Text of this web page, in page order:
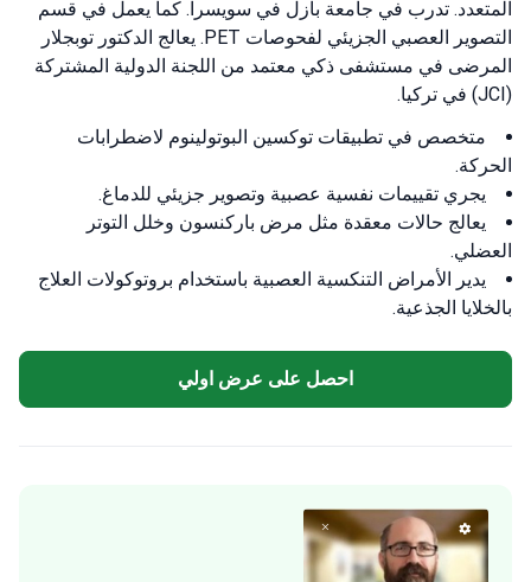
المتعدد. تدرب في جامعة بازل في سويسرا. كما يعمل في قسم
التصوير العصبي الجزيئي لفحوصات PET. يعالج الدكتور توبجلار
المرضى في مستشفى ذكي معتمد من اللجنة الدولية المشتركة
(JCI) في تركيا.
متخصص في تطبيقات توكسين البوتولينوم لاضطرابات
الحركة.
يجري تقييمات نفسية عصبية وتصوير جزيئي للدماغ.
يعالج حالات معقدة مثل مرض باركنسون وخلل التوتر
العضلي.
يدير الأمراض التنكسية العصبية باستخدام بروتوكولات العلاج
بالخلايا الجذعية.
احصل على عرض اولي